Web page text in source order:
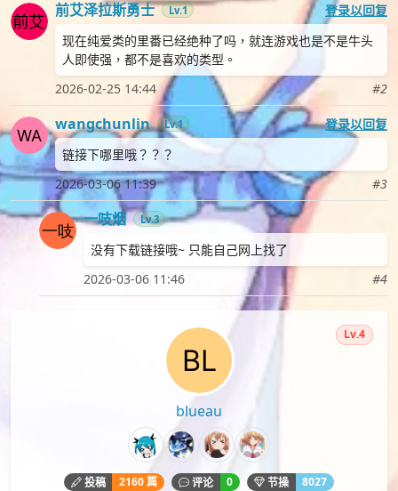
前艾泽拉斯勇士 Lv.1
登录以回复
现在纯爱类的里番已经绝种了吗，就连游戏也是不是牛头
人即使强，都不是喜欢的类型。
2026-02-25 14:44
#2
wangchunlin Lv.1
登录以回复
链接下哪里哦？？？
2026-03-06 11:39
#3
一吱烟 Lv.3
没有下载链接哦~ 只能自己网上找了
2026-03-06 11:46
#4
blueau
Lv.4
投稿 2160 篇 评论 0 节操 8027